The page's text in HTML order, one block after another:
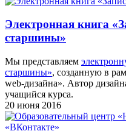
Электронная книга
старшины»
Мы представляем
старшины», созданную в
web-дизайна». Автор
учащийся курса.
20 июня 2016